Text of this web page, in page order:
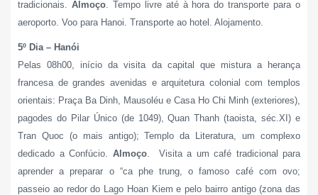
tradicionais. Almoço. Tempo livre até à hora do transporte para o
aeroporto. Voo para Hanoi. Transporte ao hotel. Alojamento.
5º Dia – Hanói
Pelas 08h00, início da visita da capital que mistura a herança
francesa de grandes avenidas e arquitetura colonial com templos
orientais: Praça Ba Dinh, Mausoléu e Casa Ho Chi Minh (exteriores),
pagodes do Pilar Único (de 1049), Quan Thanh (taoista, séc.XI) e
Tran Quoc (o mais antigo); Templo da Literatura, um complexo
dedicado a Confúcio. Almoço. Visita a um café tradicional para
aprender a preparar o “ca phe trung, o famoso café com ovo;
passeio ao redor do Lago Hoan Kiem e pelo bairro antigo (zona das